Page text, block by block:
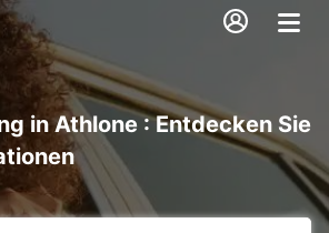
in Athlone : Entdecken Sie